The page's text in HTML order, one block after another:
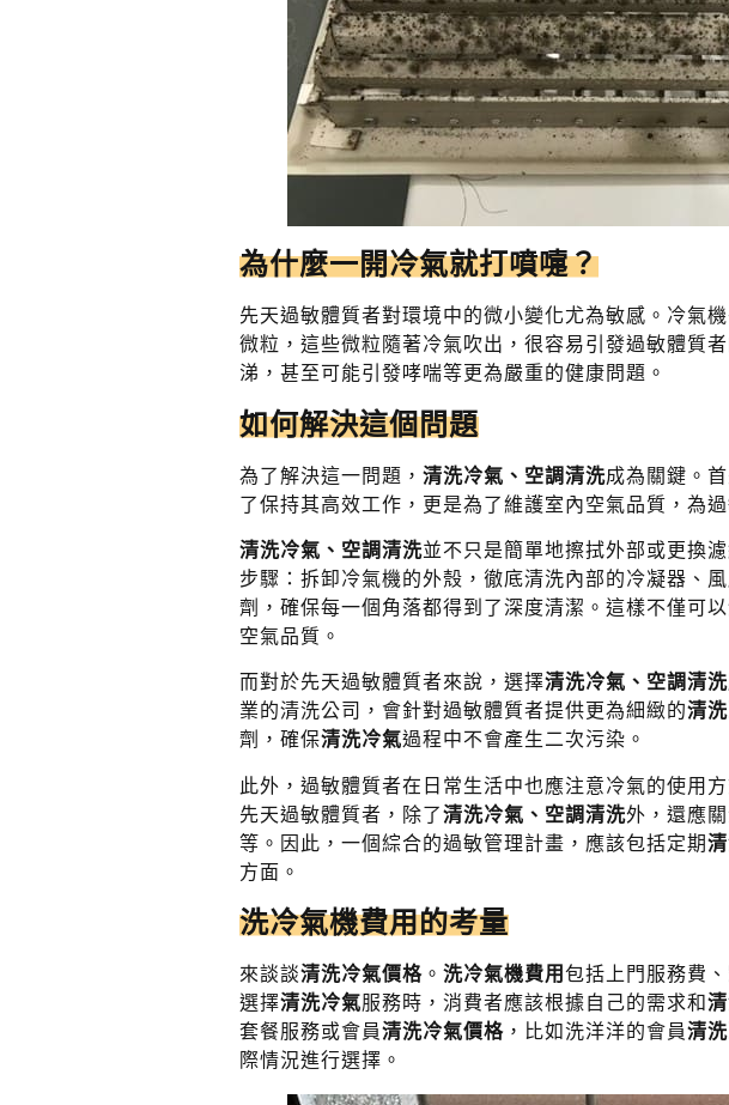
為什麼一開冷氣就打噴嚏？
先天過敏體質者對環境中的微小變化尤為敏感。冷氣
微粒，這些微粒隨著冷氣吹出，很容易引發過敏體質
涕，甚至可能引發哮喘等更為嚴重的健康問題。
如何解決這個問題
為了解決這一問題， 清洗冷氣、空調清洗成為關鍵。
了保持其高效工作，更是為了維護室內空氣品質，為
清洗冷氣、空調清洗並不只是簡單地擦拭外部或更換
步驟：拆卸冷氣機的外殼，徹底清洗內部的冷凝器、
劑，確保每一個角落都得到了深度清潔。這樣不僅可
空氣品質。
而對於先天過敏體質者來說，選擇清洗冷氣、空調清洗
業的清洗公司，會針對過敏體質者提供更為細緻的清
劑，確保清洗冷氣過程中不會產生二次污染。
此外，過敏體質者在日常生活中也應注意冷氣的使用
先天過敏體質者，除了清洗冷氣、空調清洗外，還應
等。因此，一個綜合的過敏管理計畫，應該包括定期
方面。
洗冷氣機費用的考量
來談談清洗冷氣價格 。 洗冷氣機費用 包括上門服務費、
選擇清洗冷氣服務時，消費者應該根據自己的需求和
套餐服務或會員清洗冷氣價格 ，比如洗洋洋的會員清
際情況進行選擇。